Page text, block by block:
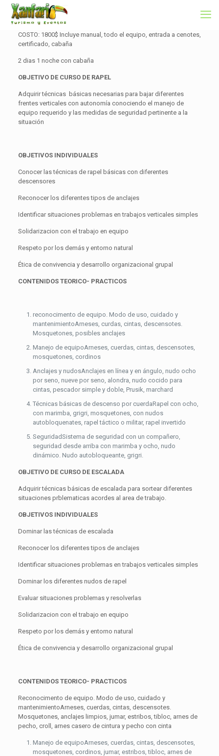
COSTO: 1800$ Incluye manual, todo el equipo, entrada a cenotes,
certificado, cabaña
2 dias 1 noche con cabaña
OBJETIVO DE CURSO DE RAPEL
Adquirir técnicas básicas necesarias para bajar diferentes
frentes verticales con autonomía conociendo el manejo de
equipo requerido y las medidas de seguridad pertinente a la
situación
OBJETIVOS INDIVIDUALES
Conocer las técnicas de rapel básicas con diferentes
descensores
Reconocer los diferentes tipos de anclajes
Identificar situaciones problemas en trabajos verticales simples
Solidarizacion con el trabajo en equipo
Respeto por los demás y entorno natural
Ética de convivencia y desarrollo organizacional grupal
CONTENIDOS TEORICO- PRACTICOS
reconocimento de equipo. Modo de uso, cuidado y
mantenimientoArneses, curdas, cintas, descensotes.
Mosquetones, posibles anclajes
Manejo de equipoArneses, cuerdas, cintas, descensotes,
mosquetones, cordinos
Anclajes y nudosAnclajes en línea y en ángulo, nudo ocho
por seno, nueve por seno, alondra, nudo cocido para
cintas, pescador simple y doble, Prusik, marchard
Técnicas básicas de descenso por cuerdaRapel con ocho,
con marimba, grigri, mosquetones, con nudos
autobloquenates, rapel táctico o militar, rapel invertido
SeguridadSistema de seguridad con un compañero,
seguridad desde arriba con marimba y ocho, nudo
dinámico. Nudo autobloqueante, grigri.
OBJETIVO DE CURSO DE ESCALADA
Adquirir técnicas básicas de escalada para sortear diferentes
situaciones prblematicas acordes al area de trabajo.
OBJETIVOS INDIVIDUALES
Dominar las técnicas de escalada
Reconocer los diferentes tipos de anclajes
Identificar situaciones problemas en trabajos verticales simples
Dominar los diferentes nudos de rapel
Evaluar situaciones problemas y resolverlas
Solidarizacion con el trabajo en equipo
Respeto por los demás y entorno natural
Ética de convivencia y desarrollo organizacional grupal
CONTENIDOS TEORICO- PRACTICOS
Reconocimento de equipo. Modo de uso, cuidado y
mantenimientoArneses, cuerdas, cintas, descensotes.
Mosquetones, anclajes limpios, jumar, estribos, tibloc, arnes de
pecho, croll, arnes casero de cintura y pecho con cinta
Manejo de equipoArneses, cuerdas, cintas, descensotes,
mosquetones, cordinos, jumar, estribos, tibloc, arnes de